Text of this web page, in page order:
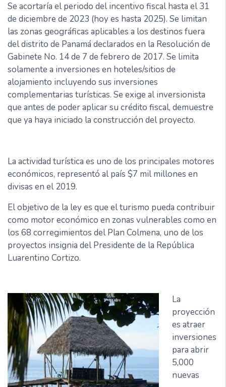
Se acortaría el periodo del incentivo fiscal hasta el 31
de diciembre de 2023 (hoy es hasta 2025). Se limitan
las zonas geográficas aplicables a los destinos fuera
del distrito de Panamá declarados en la Resolución de
Gabinete No. 14 de 7 de febrero de 2017. Se limita
solamente a inversiones en hoteles/sitios de
alojamiento incluyendo sus inversiones
complementarias turísticas. Se exige al inversionista
que antes de poder aplicar su crédito fiscal, demuestre
que ya haya iniciado la construcción del proyecto.
La actividad turística es uno de los principales motores
económicos, representó al país $7 mil millones en
divisas en el 2019.
El objetivo de la ley es que el turismo pueda contribuir
como motor económico en zonas vulnerables como en
los 68 corregimientos del Plan Colmena, uno de los
proyectos insignia del Presidente de la República
Luarentino Cortizo.
La
proyección
es atraer
inversiones
para abrir
5,000
nuevas